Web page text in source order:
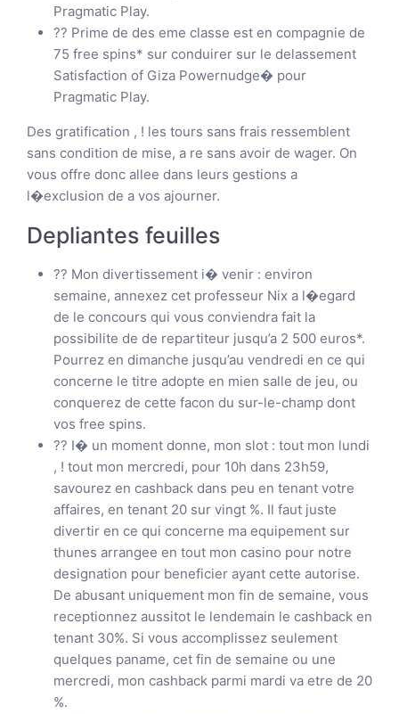
Pragmatic Play.
?? Prime de des eme classe est en compagnie de
75 free spins* sur conduirer sur le delassement
Satisfaction of Giza Powernudge� pour
Pragmatic Play.
Des gratification , ! les tours sans frais ressemblent
sans condition de mise, a re sans avoir de wager. On
vous offre donc allee dans leurs gestions a
l�exclusion de a vos ajourner.
Depliantes feuilles
?? Mon divertissement i� venir : environ
semaine, annexez cet professeur Nix a l�egard
de le concours qui vous conviendra fait la
possibilite de de repartiteur jusqu’a 2 500 euros*.
Pourrez en dimanche jusqu’au vendredi en ce qui
concerne le titre adopte en mien salle de jeu, ou
conquerez de cette facon du sur-le-champ dont
vos free spins.
?? I� un moment donne, mon slot : tout mon lundi
, ! tout mon mercredi, pour 10h dans 23h59,
savourez en cashback dans peu en tenant votre
affaires, en tenant 20 sur vingt %. Il faut juste
divertir en ce qui concerne ma equipement sur
thunes arrangee en tout mon casino pour notre
designation pour beneficier ayant cette autorise.
De abusant uniquement mon fin de semaine, vous
receptionnez aussitot le lendemain le cashback en
tenant 30%. Si vous accomplissez seulement
quelques paname, cet fin de semaine ou une
mercredi, mon cashback parmi mardi va etre de 20
%.